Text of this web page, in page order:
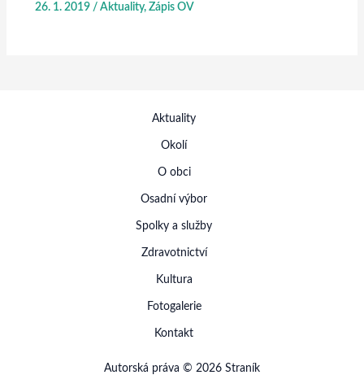
26. 1. 2019 / Aktuality, Zápis OV
Aktuality
Okolí
O obci
Osadní výbor
Spolky a služby
Zdravotnictví
Kultura
Fotogalerie
Kontakt
Autorská práva © 2026 Straník